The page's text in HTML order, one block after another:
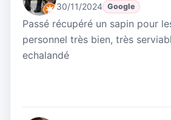
30/11/2024 Google
Passé récupéré un sapin pour
personnel très bien, très
echalandé